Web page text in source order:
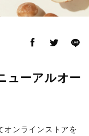
ューアルオー
オンラインストアを